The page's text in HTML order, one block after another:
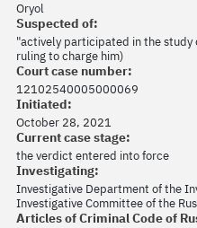
Oryol
Suspected of:
"actively participated in the
ruling to charge him)
Court case number:
12102540005000069
Initiated:
October 28, 2021
Current case stage:
the verdict entered into force
Investigating:
Investigative Department of the
Investigative Committee of the
Articles of Criminal Code of